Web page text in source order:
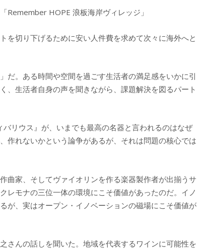
Remember HOPE 浪板海岸ヴィレッジ」
を切り下げるために安い人件費を求めて次々に海外へと
だ。ある時間や空間を過ごす生活者の満足感をいかに引
、生活者自身の声を聞きながら、課題解決を図るパート
リウス』が、いまでも最高の名器と言われるのはなぜ
作れないかという論争があるが、それは問題の核心では
曲家、そしてヴァイオリンを作る楽器製作者が出揃うサ
レモナの三位一体の環境にこそ価値があったのだ。イノ
が、実はオープン・イノベーションの磁場にこそ価値が
さんの話しを聞いた。地域を代表するワインに可能性を